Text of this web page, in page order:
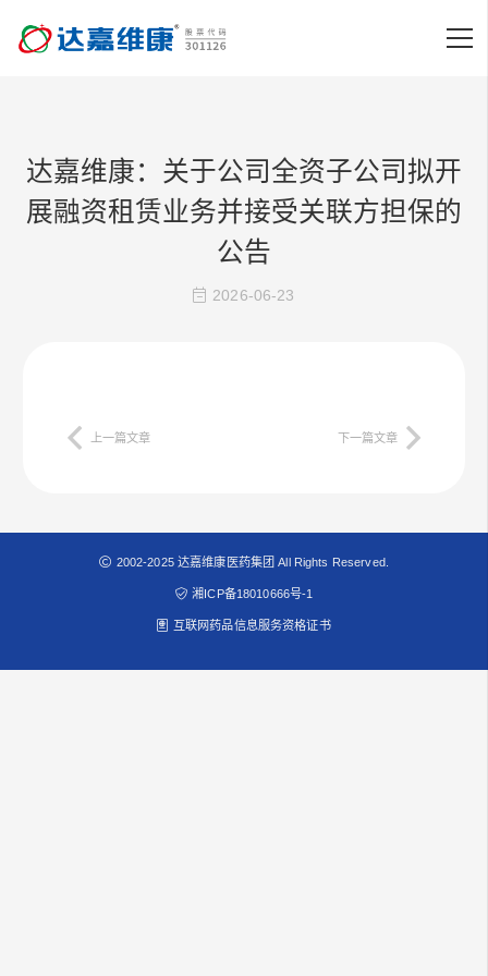
达嘉维康：关于公司全资子公司拟开
展融资租赁业务并接受关联方担保的
公告
2026-06-23
上一篇文章 下一篇文章
2002-2025 达嘉维康医药集团 All Rights Reserved.
湘ICP备18010666号-1
互联网药品信息服务资格证书